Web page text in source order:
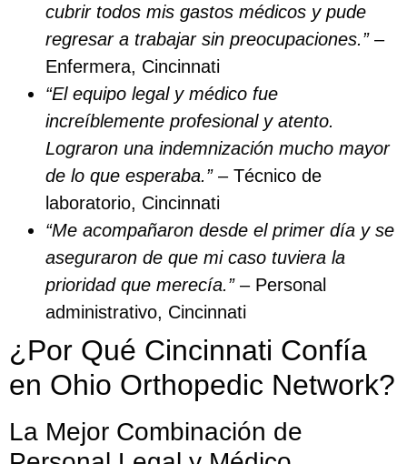
cubrir todos mis gastos médicos y pude
regresar a trabajar sin preocupaciones.”–
Enfermera, Cincinnati
“El equipo legal y médico fue
increíblemente profesional y atento.
Lograron una indemnización mucho mayor
de lo que esperaba.”– Técnico de
laboratorio, Cincinnati
“Me acompañaron desde el primer día y se
aseguraron de que mi caso tuviera la
prioridad que merecía.”– Personal
administrativo, Cincinnati
¿Por Qué Cincinnati Confía
en Ohio Orthopedic Network?
La Mejor Combinación de